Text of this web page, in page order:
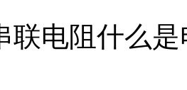
联电阻什么是